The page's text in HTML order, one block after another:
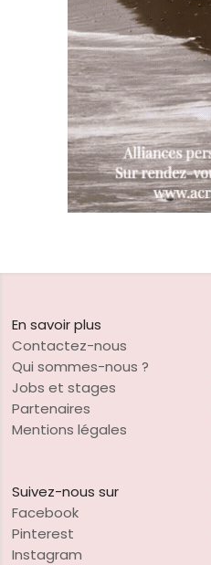
En savoir plus
Contactez-nous
Qui sommes-nous ?
Jobs et stages
Partenaires
Mentions légales
Suivez-nous sur
Facebook
Pinterest
Instagram